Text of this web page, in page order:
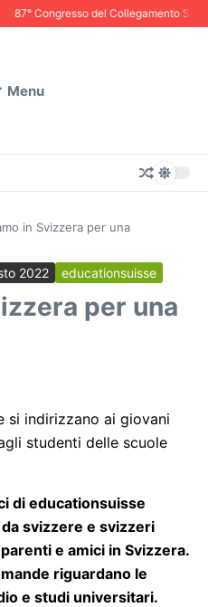
87° Congresso del Collegamento
Menu
in Svizzera per una
2022 educationsuisse
per una
si indirizzano ai giovani
studenti delle scuole
di educationsuisse
svizzere e svizzeri
e amici in Svizzera.
riguardano le
e studi universitari.